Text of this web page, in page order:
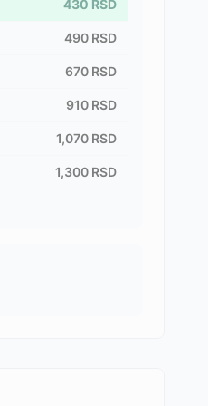
430 RSD
490 RSD
670 RSD
910 RSD
1,070 RSD
1,300 RSD